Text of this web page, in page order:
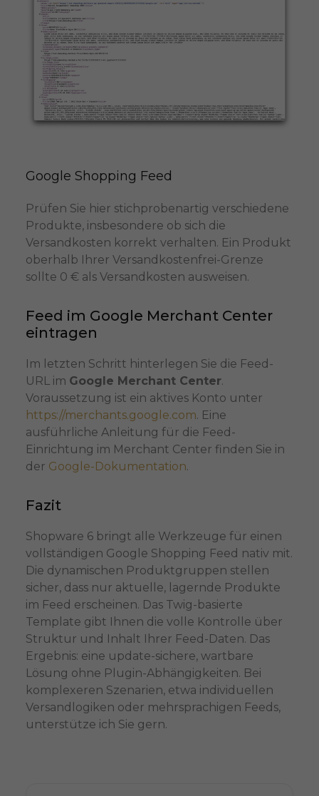
Google Shopping Feed
Prüfen Sie hier stichprobenartig verschiedene
Produkte, insbesondere ob sich die
Versandkosten korrekt verhalten. Ein Produkt
oberhalb Ihrer Versandkostenfrei-Grenze
sollte 0 € als Versandkosten ausweisen.
Feed im Google Merchant Center
eintragen
Im letzten Schritt hinterlegen Sie die Feed-
URL im Google Merchant Center.
Voraussetzung ist ein aktives Konto unter
https://merchants.google.com. Eine
ausführliche Anleitung für die Feed-
Einrichtung im Merchant Center finden Sie in
der Google-Dokumentation.
Fazit
Shopware 6 bringt alle Werkzeuge für einen
vollständigen Google Shopping Feed nativ mit.
Die dynamischen Produktgruppen stellen
sicher, dass nur aktuelle, lagernde Produkte
im Feed erscheinen. Das Twig-basierte
Template gibt Ihnen die volle Kontrolle über
Struktur und Inhalt Ihrer Feed-Daten. Das
Ergebnis: eine update-sichere, wartbare
Lösung ohne Plugin-Abhängigkeiten. Bei
komplexeren Szenarien, etwa individuellen
Versandlogiken oder mehrsprachigen Feeds,
unterstütze ich Sie gern.